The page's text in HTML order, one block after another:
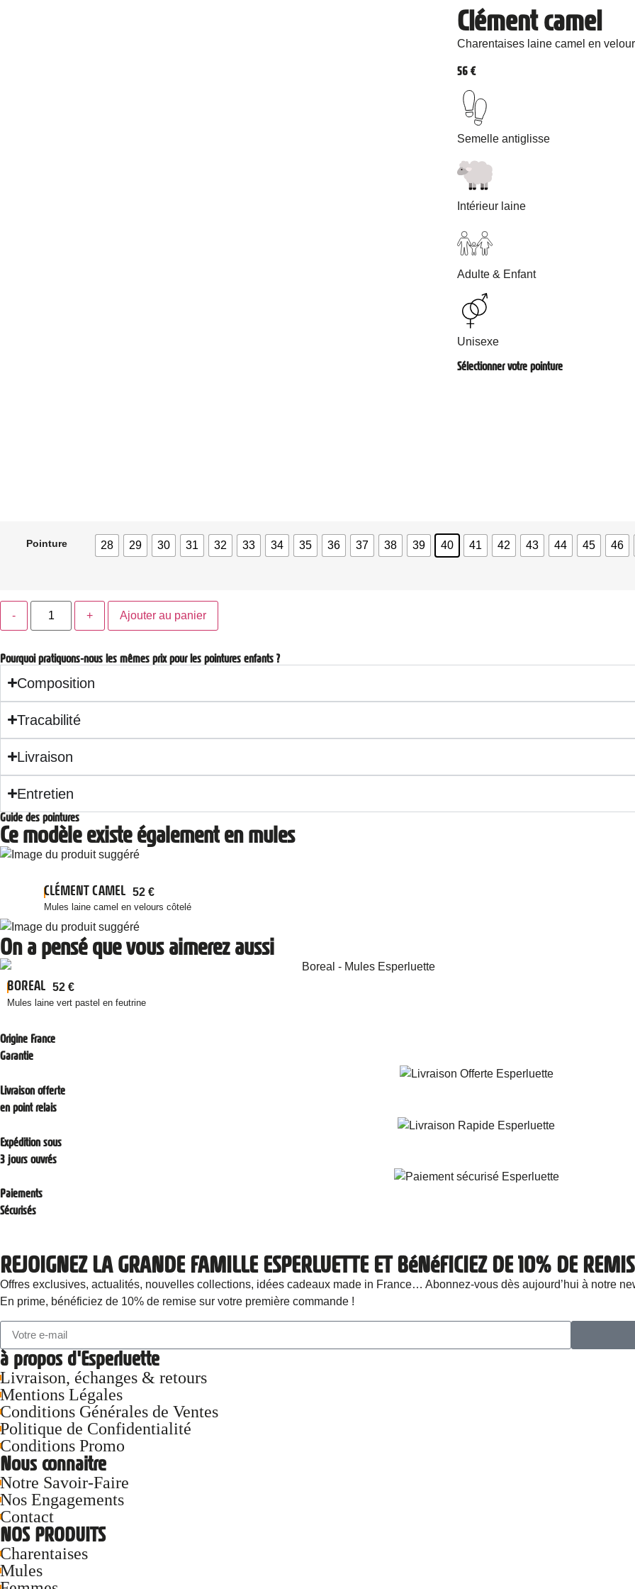
Clément camel
Charentaises laine camel en
56€
Semelle antiglisse
Intérieur laine
Adulte & Enfant
Unisexe
Sélectionner votre pointure
Pointure 28 29 30 31 32 33 34 35 36 37 38 39 40 41 42 43 44 45 46
Ajouter au panier
Pourquoi pratiquons-nous les mêmes prix pour les pointures enfants ?
Composition
Tracabilité
Livraison
Entretien
Guide des pointures
Ce modèle existe également en mules
CLÉMENT CAMEL 52 €
Mules laine camel en velours côtelé
On a pensé que vous aimerez aussi
BOREAL 52 €
Mules laine vert pastel en feutrine
Origine France
Garantie
Livraison offerte
en point relais
Expédition sous
3 jours ouvrés
Paiements
Sécurisés
REJOIGNEZ LA GRANDE FAMILLE ESPERLUETTE ET BéNéFICIEZ DE 10% DE
Offres exclusives, actualités, nouvelles collections, idées cadeaux made in France… Abonnez-vous dès aujourd’hui à notre
En prime, bénéficiez de 10% de remise sur votre première commande !
à propos d'Esperluette
Livraison, échanges & retours
Mentions Légales
Conditions Générales de Ventes
Politique de Confidentialité
Conditions Promo
Nous connaitre
Notre Savoir-Faire
Nos Engagements
Contact
NOS PRODUITS
Charentaises
Mules